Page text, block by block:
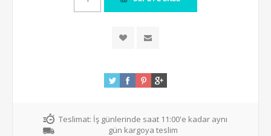
Teslimat: İş günlerinde saat 11:00'e kadar aynı
gün kargoya teslim